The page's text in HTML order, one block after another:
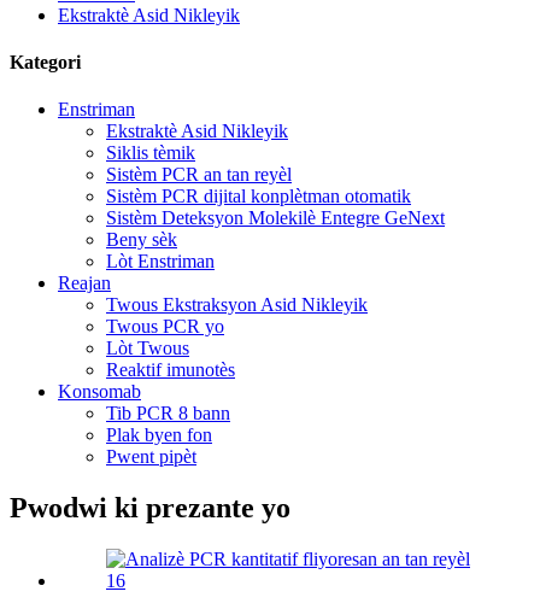
Ekstraktè Asid Nikleyik
Kategori
Enstriman
Ekstraktè Asid Nikleyik
Siklis tèmik
Sistèm PCR an tan reyèl
Sistèm PCR dijital konplètman otomatik
Sistèm Deteksyon Molekilè Entegre GeNext
Beny sèk
Lòt Enstriman
Reajan
Twous Ekstraksyon Asid Nikleyik
Twous PCR yo
Lòt Twous
Reaktif imunotès
Konsomab
Tib PCR 8 bann
Plak byen fon
Pwent pipèt
Pwodwi ki prezante yo